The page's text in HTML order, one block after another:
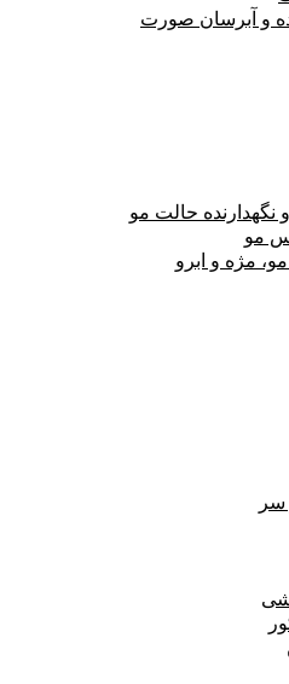
و آبرسان صورت
نگهدارنده حالت مو
مو
مژه و ابرو
سر